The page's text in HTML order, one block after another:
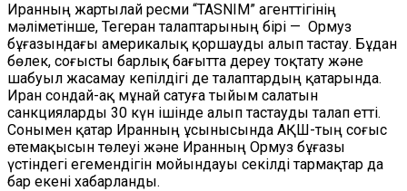
Иранның жартылай ресми “TASNIM” агенттігінің
мәліметінше, Тегеран талаптарының бірі — Ормуз
бұғазындағы америкалық қоршауды алып тастау. Бұдан
бөлек, соғысты барлық бағытта дереу тоқтату және
шабуыл жасамау кепілдігі де талаптардың қатарында.
Иран сондай-ақ мұнай сатуға тыйым салатын
санкцияларды 30 күн ішінде алып тастауды талап етті.
Сонымен қатар Иранның ұсынысында АҚШ-тың соғыс
өтемақысын төлеуі және Иранның Ормуз бұғазы
үстіндегі егемендігін мойындауы секілді тармақтар да
бар екені хабарланды.